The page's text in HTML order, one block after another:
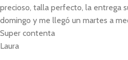
precioso, talla perfecto, la entrega
domingo y me llegó un martes a
Super contenta
Laura